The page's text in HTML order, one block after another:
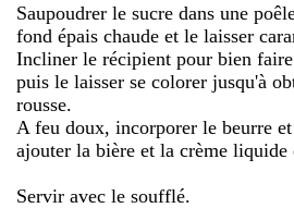
Saupoudrer le sucre dans une
fond épais chaude et le laisser
Incliner le récipient pour bien
puis le laisser se colorer jusqu'à
rousse.
A feu doux, incorporer le beurre
ajouter la bière et la crème liquide
Servir avec le soufflé.